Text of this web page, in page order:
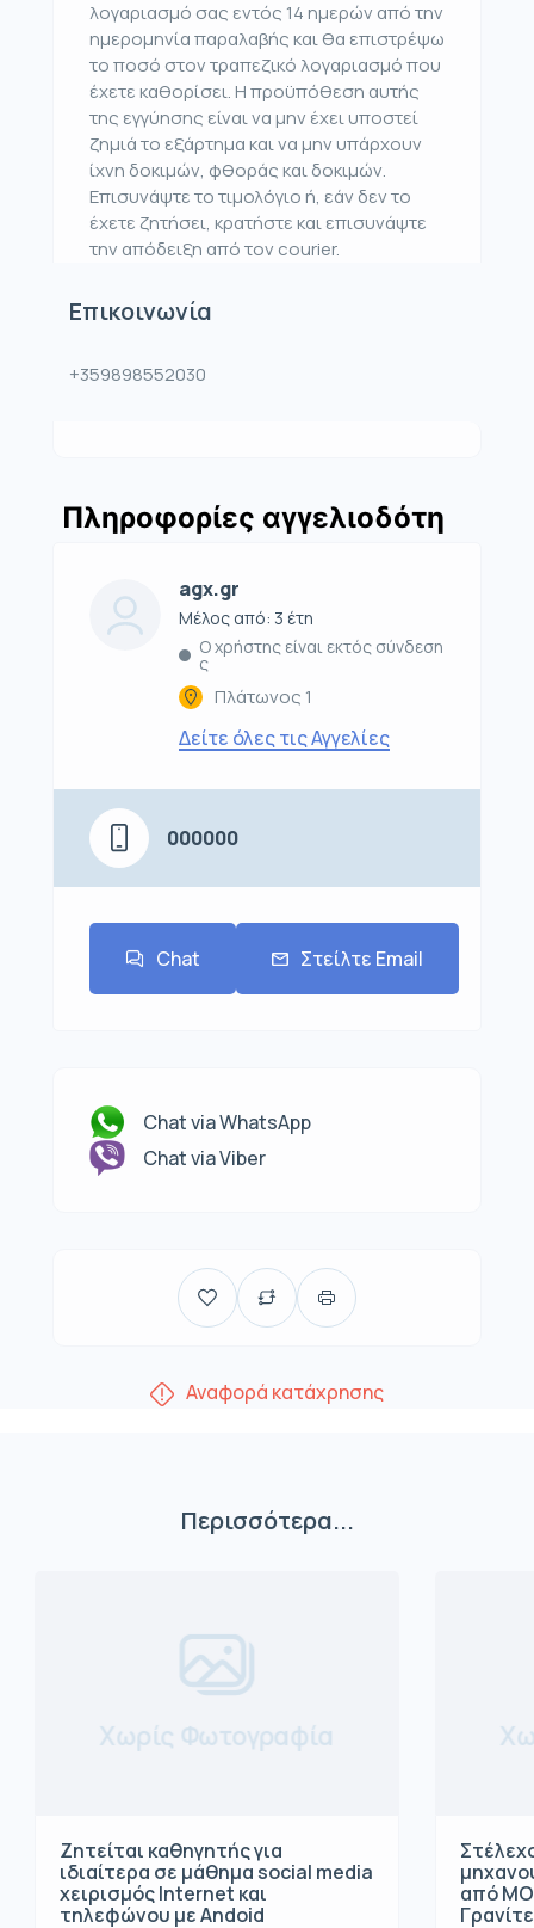
λογαριασμό σας εντός 14 ημερών από την
ημερομηνία παραλαβής και θα επιστρέψω
το ποσό στον τραπεζικό λογαριασμό που
έχετε καθορίσει. Η προϋπόθεση αυτής
της εγγύησης είναι να μην έχει υποστεί
ζημιά το εξάρτημα και να μην υπάρχουν
ίχνη δοκιμών, φθοράς και δοκιμών.
Επισυνάψτε το τιμολόγιο ή, εάν δεν το
έχετε ζητήσει, κρατήστε και επισυνάψτε
την απόδειξη από τον courier.
Επικοινωνία
+359898552030
Πληροφορίες αγγελιοδότη
agx.gr
Μέλος από: 3 έτη
Ο χρήστης είναι εκτός σύνδεση
ς
Πλάτωνος 1
Δείτε όλες τις Αγγελίες
000000
Chat Στείλτε Email
Chat via WhatsApp
Chat via Viber
Αναφορά κατάχρησης
Περισσότερα...
Χωρίς Φωτογραφία
Ζητείται καθηγητής για
ιδιαίτερα σε μάθημα social media
χειρισμός Internet και
τηλεφώνου με Andoid
από